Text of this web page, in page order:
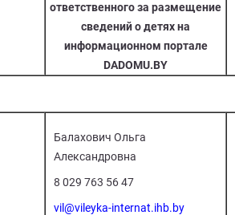
ответственного за размещение
сведений о детях на
информационном портале
DADOMU.BY
Балахович Ольга
Александровна
8 029 763 56 47
vil@vileyka-internat.ihb.by